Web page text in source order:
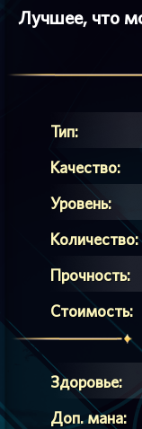
Лучшее, что
Тип:
Качество:
Уровень:
Количество:
Прочность:
Стоимость:
Здоровье:
Доп. мана: